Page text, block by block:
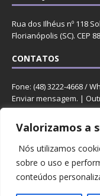
Valorizamos a
Nós utilizamos
sobre o uso e
conteúdos
Rua dos Ilhéus nº 118
Florianópolis (SC). CEP
CONTATOS
Fone: (48) 3222-4668 /
Enviar mensagem. |
REDES